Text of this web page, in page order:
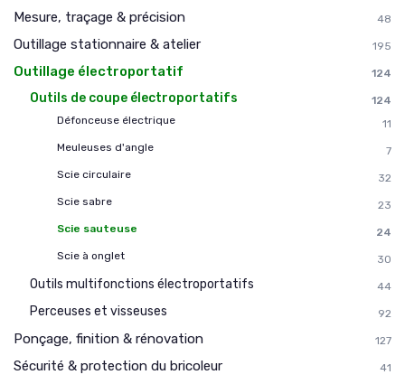
Mesure, traçage & précision 48
Outillage stationnaire & atelier 195
Outillage électroportatif 124
Outils de coupe électroportatifs
124
Défonceuse électrique
11
Meuleuses d'angle
7
Scie circulaire
32
Scie sabre
23
Scie sauteuse
24
Scie à onglet
30
Outils multifonctions électroportatifs 44
Perceuses et visseuses 92
Ponçage, finition & rénovation 127
Sécurité & protection du bricoleur 41